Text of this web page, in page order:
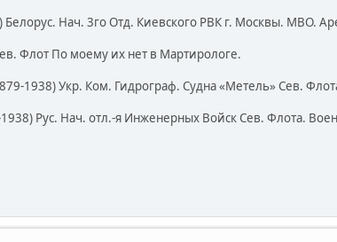
Нач. 3го Отд. Киевского РВК г. Москвы. МВО.
Флот По моему их нет в Мартирологе.
1938) Укр. Ком. Гидрограф. Судна «Метель» Сев.
Рус. Нач. отл.-я Инженерных Войск Сев. Флота.